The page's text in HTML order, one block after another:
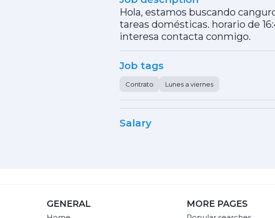
Hola, estamos buscando
tareas domésticas. horario de
interesa contacta conmigo.
Job tags
Contrato Lunes a viernes
Salary
GENERAL MORE PAGES